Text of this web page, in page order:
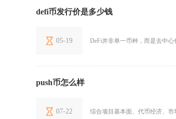
defi币发行价是多少钱
05-19 DeFi并非单一币种，而是去中
push币怎么样
07-22 综合项目基本面、代币经济、